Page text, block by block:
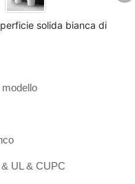
solida bianca di
UL & CUPC